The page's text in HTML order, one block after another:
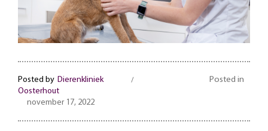
Posted by Dierenkliniek
Oosterhout
november 17, 2022
Posted in